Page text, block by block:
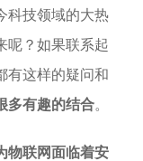
科技领域的大热
呢？如果联系起
有这样的疑问和
多有趣的结合。
物联网面临着安